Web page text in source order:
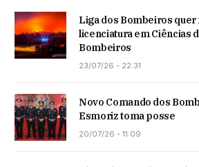
Liga dos Bombeiros
licenciatura em Ciências
Bombeiros
23/07/26 - 22:31
Novo Comando dos
Esmoriz toma posse
20/07/26 - 11:09